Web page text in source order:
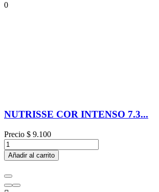
0
NUTRISSE COR INTENSO 7.3...
Precio $ 9.100
Añadir al carrito